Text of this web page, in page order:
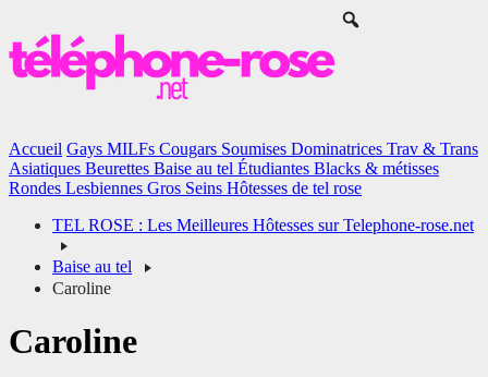
Accueil Gays MILFs Cougars Soumises Dominatrices Trav & Trans
Asiatiques Beurettes Baise au tel Étudiantes Blacks & métisses
Rondes Lesbiennes Gros Seins Hôtesses de tel rose
TEL ROSE : Les Meilleures Hôtesses sur Telephone-rose.net
Baise au tel
Caroline
Caroline